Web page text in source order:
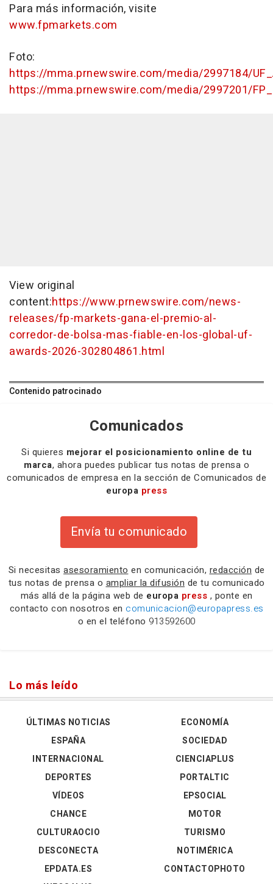
Para más información, visite
www.fpmarkets.com
Foto:
https://mma.prnewswire.com/media/2997184/
https://mma.prnewswire.com/media/2997201/
View original
content:https://www.prnewswire.com/news-
releases/fp-markets-gana-el-premio-al-
corredor-de-bolsa-mas-fiable-en-los-global-uf-
awards-2026-302804861.html
Contenido patrocinado
Comunicados
Si quieres mejorar el posicionamiento online de tu
marca, ahora puedes publicar tus notas de prensa o
comunicados de empresa en la sección de Comunicados de
europa press
Envía tu comunicado
Si necesitas asesoramiento en comunicación, redacción de
tus notas de prensa o ampliar la difusión de tu comunicado
más allá de la página web de europa press , ponte en
contacto con nosotros en comunicacion@europapress.es
o en el teléfono 913592600
Lo más leído
ÚLTIMAS NOTICIAS
ESPAÑA
INTERNACIONAL
DEPORTES
VÍDEOS
ECONOMÍA
SOCIEDAD
CIENCIAPLUS
PORTALTIC
EPSOCIAL
CHANCE
CULTURAOCIO
DESCONECTA
EPDATA.ES
MOTOR
TURISMO
NOTIMÉRICA
CONTACTOPHOTO